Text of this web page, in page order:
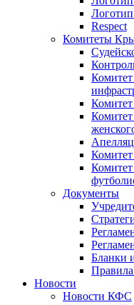
Respect
Комитеты
Комитет
Документы
Бланки
Правила
Новости
Новости КФС